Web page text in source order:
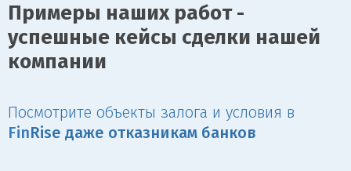
Примеры наших работ -
успешные кейсы сделки нашей
компании
Посмотрите объекты залога и условия в
Fin Rise даже отказникам банков